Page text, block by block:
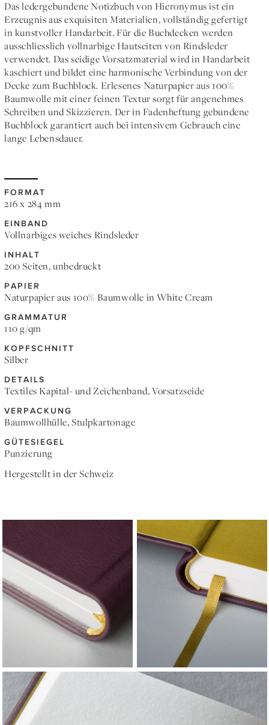
Das ledergebundene Notizbuch von Hieronymus ist ein
Erzeugnis aus exquisiten Materialien, vollständig gefertigt
in kunstvoller Handarbeit. Für die Buchdecken werden
ausschliesslich vollnarbige Hautseiten von Rindsleder
verwendet. Das seidige Vorsatzmaterial wird in Handarbeit
kaschiert und bildet eine harmonische Verbindung von der
Decke zum Buchblock. Erlesenes Naturpapier aus 100%
Baumwolle mit einer feinen Textur sorgt für angenehmes
Schreiben und Skizzieren. Der in Fadenheftung gebundene
Buchblock garantiert auch bei intensivem Gebrauch eine
lange Lebensdauer.
FORMAT
216 x 284 mm
EINBAND
Vollnarbiges weiches Rindsleder
INHALT
200 Seiten, unbedruckt
PAPIER
Naturpapier aus 100% Baumwolle in White Cream
GRAMMATUR
110 g/qm
KOPFSCHNITT
Silber
DETAILS
Textiles Kapital- und Zeichenband, Vorsatzseide
VERPACKUNG
Baumwollhülle, Stulpkartonage
GÜTESIEGEL
Punzierung
Hergestellt in der Schweiz